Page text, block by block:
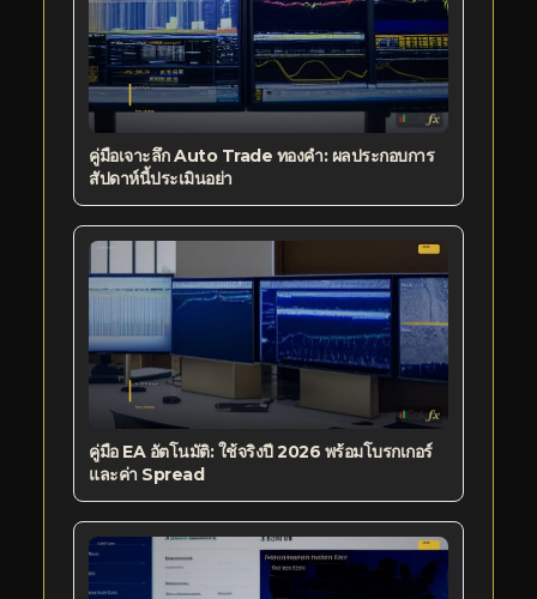
คู่มือเจาะลึก Auto Trade ทองคำ: ผลประกอบการ
สัปดาห์นี้ประเมินอย่า
คู่มือ EA อัตโนมัติ: ใช้จริงปี 2026 พร้อมโบรกเกอร์
และค่า Spread